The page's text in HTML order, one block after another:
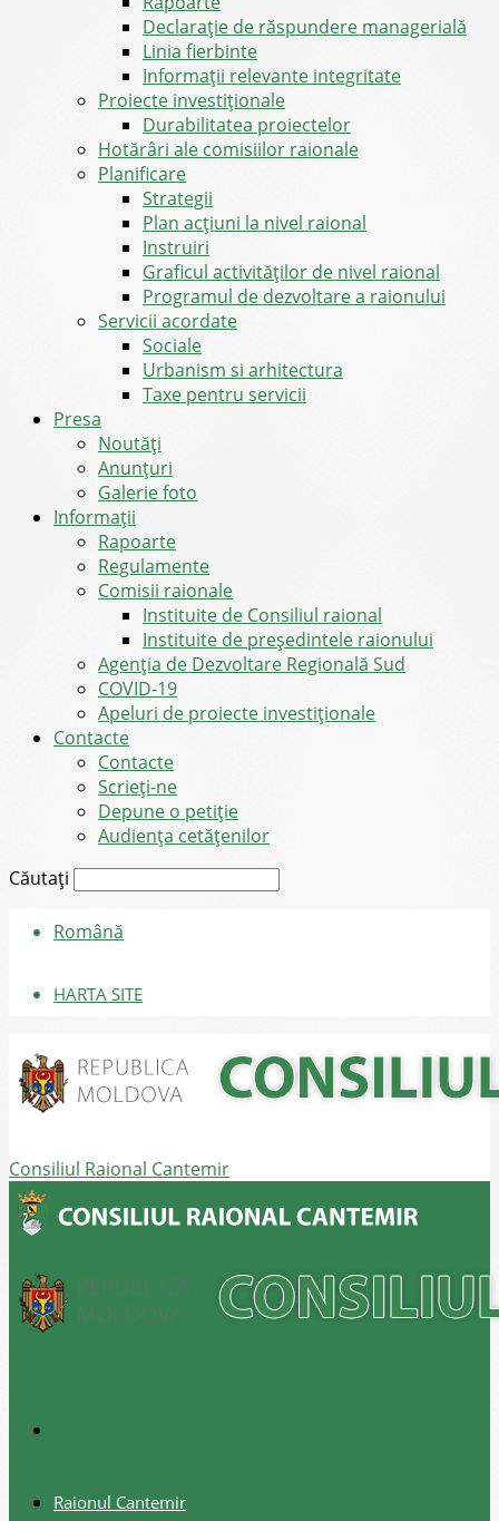
Declarație de răspundere managerială
Linia fierbinte
Informații relevante integritate
Proiecte investiționale
Durabilitatea proiectelor
Hotărâri ale comisiilor raionale
Planificare
Strategii
Plan acțiuni la nivel raional
Instruiri
Graficul activităților de nivel raional
Programul de dezvoltare a raionului
Servicii acordate
Sociale
Urbanism si arhitectura
Taxe pentru servicii
Presa
Noutăţi
Anunţuri
Galerie foto
Informații
Rapoarte
Regulamente
Comisii raionale
Instituite de Consiliul raional
Instituite de președintele raionului
Agenția de Dezvoltare Regională Sud
COVID-19
Apeluri de proiecte investiționale
Contacte
Contacte
Scrieți-ne
Depune o petiție
Audiența cetățenilor
Căutați
Română
HARTA SITE
Consiliul Raional Cantemir
Raionul Cantemir